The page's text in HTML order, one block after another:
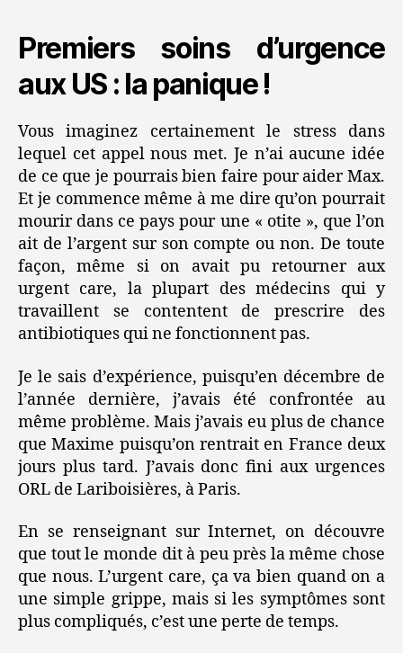
Premiers soins d’urgence
aux US : la panique !
Vous imaginez certainement le stress dans
lequel cet appel nous met. Je n’ai aucune idée
de ce que je pourrais bien faire pour aider Max.
Et je commence même à me dire qu’on pourrait
mourir dans ce pays pour une « otite », que l’on
ait de l’argent sur son compte ou non. De toute
façon, même si on avait pu retourner aux
urgent care, la plupart des médecins qui y
travaillent se contentent de prescrire des
antibiotiques qui ne fonctionnent pas.
Je le sais d’expérience, puisqu’en décembre de
l’année dernière, j’avais été confrontée au
même problème. Mais j’avais eu plus de chance
que Maxime puisqu’on rentrait en France deux
jours plus tard. J’avais donc fini aux urgences
ORL de Lariboisières, à Paris.
En se renseignant sur Internet, on découvre
que tout le monde dit à peu près la même chose
que nous. L’urgent care, ça va bien quand on a
une simple grippe, mais si les symptômes sont
plus compliqués, c’est une perte de temps.